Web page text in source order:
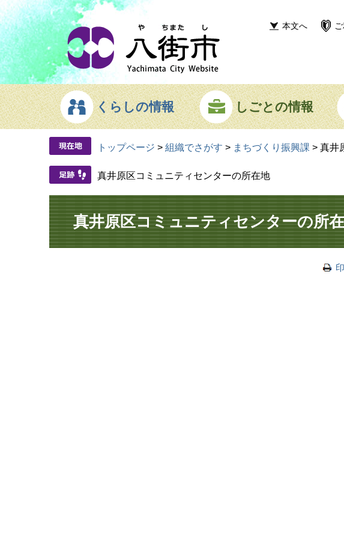
ページの先頭です。
メニューを飛ばして本文へ
本文へ
くらしの情報 しごとの情報
トップページ > 組織でさがす > まちづくり振興課 > 真井
真井原区コミュニティセンターの所在地
本文
真井原区コミュニティセンターの所